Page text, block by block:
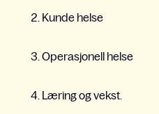
Kunde helse
Operasjonell helse
Læring og vekst.